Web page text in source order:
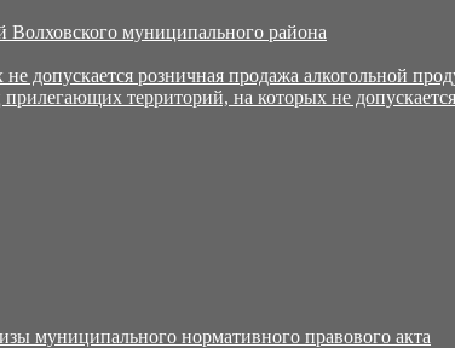
муниципального района
допускается розничная продажа алкогольной
территорий, на которых не
муниципального нормативного правового акта